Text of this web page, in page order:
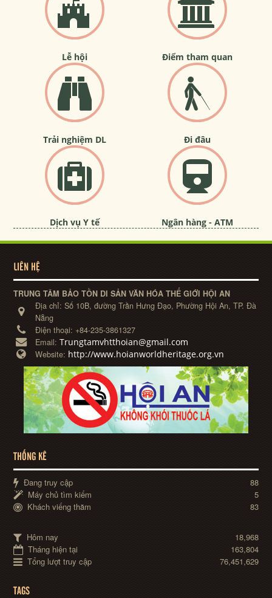
Lễ hội Điểm tham quan
Trải nghiệm DL Đi đâu
Dịch vụ Y tế Ngân hàng - ATM
LIÊN HỆ
TRUNG TÂM BẢO TỒN DI SẢN VĂN HÓA THẾ GIỚI HỘI AN
Địa chỉ:Số 10B, đường Trần Hưng Đạo, Phường Hội An, TP. Đà
Nẵng
Điện thoại: +84-235-3861327
Email:Trungtamvhtthoian@gmail.com
Website: http://www.hoianworldheritage.org.vn
THỐNG KÊ
Đang truy cập
88
Máy chủ tìm kiếm
5
Khách viếng thăm
83
Hôm nay
18,968
Tháng hiện tại
163,804
Tổng lượt truy cập
76,451,629
TAGS